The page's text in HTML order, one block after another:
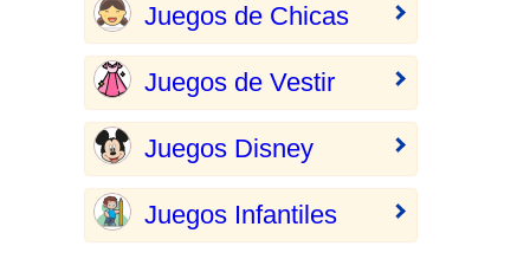
Juegos de Chicas
Juegos de Vestir
Juegos Disney
Juegos Infantiles